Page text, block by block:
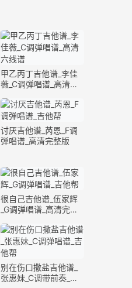
甲乙丙丁吉他谱_李佳
薇_C调弹唱谱_高清六
讨厌吉他谱_芮恩_F调
弹唱谱_高清完整版
很自己吉他谱_伍家辉
_G调弹唱谱_高清完整
别在伤口撒盐吉他谱_
张惠妹_C调带前奏_完